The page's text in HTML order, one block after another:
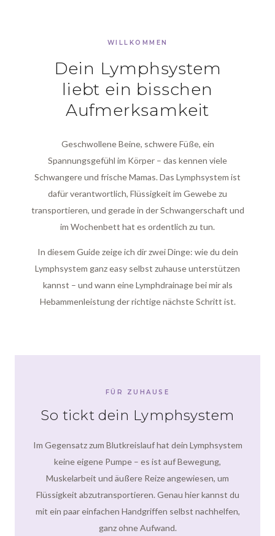
WILLKOMMEN
Dein Lymphsystem
liebt ein bisschen
Aufmerksamkeit
Geschwollene Beine, schwere Füße, ein
Spannungsgefühl im Körper – das kennen viele
Schwangere und frische Mamas. Das Lymphsystem ist
dafür verantwortlich, Flüssigkeit im Gewebe zu
transportieren, und gerade in der Schwangerschaft und
im Wochenbett hat es ordentlich zu tun.
In diesem Guide zeige ich dir zwei Dinge: wie du dein
Lymphsystem ganz easy selbst zuhause unterstützen
kannst – und wann eine Lymphdrainage bei mir als
Hebammenleistung der richtige nächste Schritt ist.
FÜR ZUHAUSE
So tickt dein Lymphsystem
Im Gegensatz zum Blutkreislauf hat dein Lymphsystem
keine eigene Pumpe – es ist auf Bewegung,
Muskelarbeit und äußere Reize angewiesen, um
Flüssigkeit abzutransportieren. Genau hier kannst du
mit ein paar einfachen Handgriffen selbst nachhelfen,
ganz ohne Aufwand.